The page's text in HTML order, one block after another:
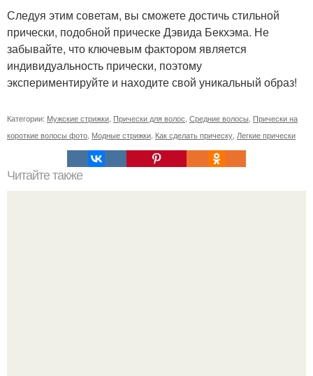
Следуя этим советам, вы сможете достичь стильной
прически, подобной прическе Дэвида Бекхэма. Не
забывайте, что ключевым фактором является
индивидуальность прически, поэтому
экспериментируйте и находите свой уникальный образ!
Категории: Мужские стрижки Прически для волос Средние волосы Прически на
короткие волосы фото Модные стрижки Как сделать прическу Легкие прически
Читайте также